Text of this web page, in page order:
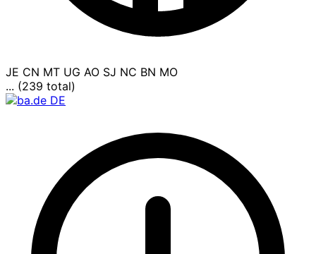
JE CN MT UG AO SJ NC BN MO
... (239 total)